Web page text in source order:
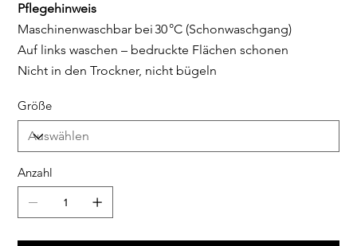
Pflegehinweis
Maschinenwaschbar bei 30 °C (Schonwaschgang)
Auf links waschen – bedruckte Flächen schonen
Nicht in den Trockner, nicht bügeln
Größe
Anzahl